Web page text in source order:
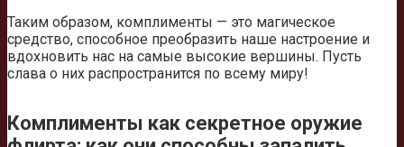
Таким образом, комплименты — это магическое
средство, способное преобразить наше настроение и
вдохновить нас на самые высокие вершины. Пусть
слава о них распространится по всему миру!
Комплименты как секретное оружие